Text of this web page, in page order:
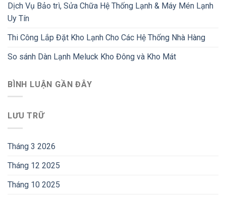
Dịch Vụ Bảo trì, Sửa Chữa Hệ Thống Lạnh & Máy Mén Lạnh
Uy Tín
Thi Công Lắp Đặt Kho Lạnh Cho Các Hệ Thống Nhà Hàng
So sánh Dàn Lạnh Meluck Kho Đông và Kho Mát
BÌNH LUẬN GẦN ĐÂY
LƯU TRỮ
Tháng 3 2026
Tháng 12 2025
Tháng 10 2025